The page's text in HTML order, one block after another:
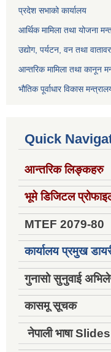
प्रदेश सभाको कार्यालय
आर्थिक मामिला तथा योजना
उद्योग, पर्यटन, वन तथा
आन्तरिक मामिला तथा कानून
भौतिक पूर्वाधार विकास
Quick
आन्तरिक लिङ्कहरु
भूमे डिजिटल
MTEF 2079-80
कार्यालय प्रमुख
गुनासो सुनुवाई
कासमू सूचक
नेपाली भाषा Slides